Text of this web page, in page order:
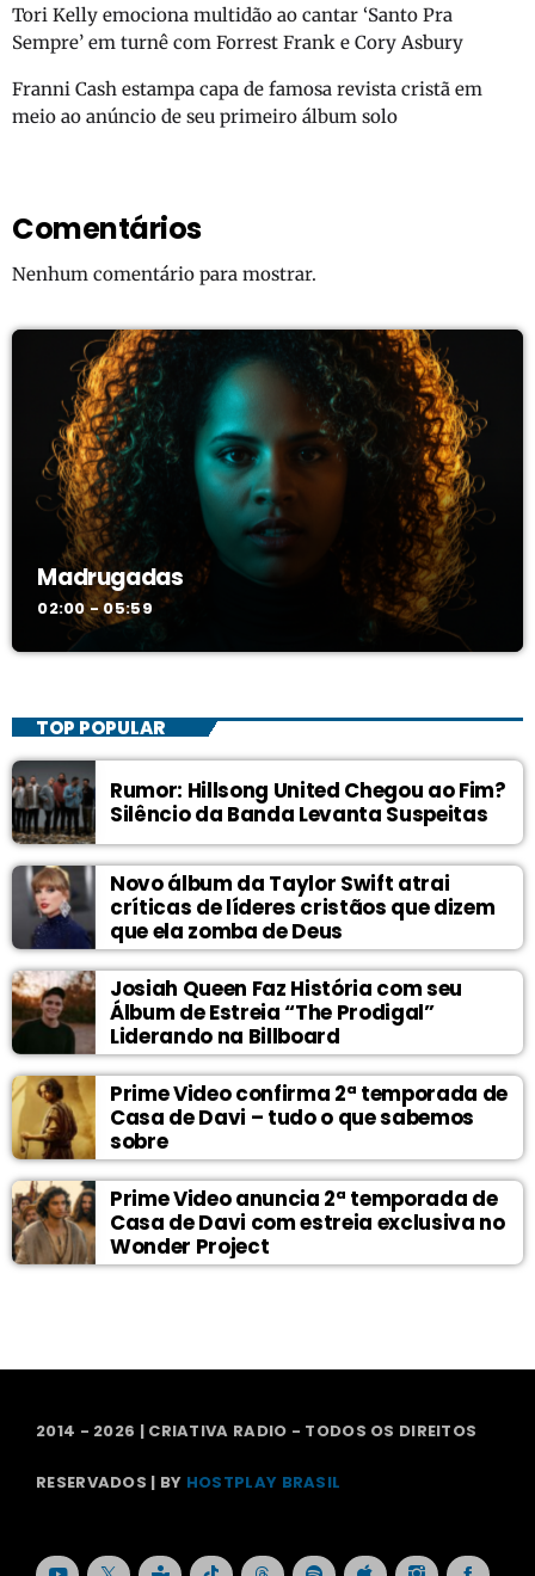
Tori Kelly emociona multidão ao cantar ‘Santo Pra
Sempre’ em turnê com Forrest Frank e Cory Asbury
Franni Cash estampa capa de famosa revista cristã em
meio ao anúncio de seu primeiro álbum solo
Comentários
Nenhum comentário para mostrar.
Madrugadas
02:00 - 05:59
TOP POPULAR
Rumor: Hillsong United Chegou ao Fim?
Silêncio da Banda Levanta Suspeitas
Novo álbum da Taylor Swift atrai
críticas de líderes cristãos que dizem
que ela zomba de Deus
Josiah Queen Faz História com seu
Álbum de Estreia “The Prodigal”
Liderando na Billboard
Prime Video confirma 2ª temporada de
Casa de Davi – tudo o que sabemos
sobre
Prime Video anuncia 2ª temporada de
Casa de Davi com estreia exclusiva no
Wonder Project
2014 - 2026 | CRIATIVA RADIO - TODOS OS DIREITOS
RESERVADOS | BY HOSTPLAY BRASIL